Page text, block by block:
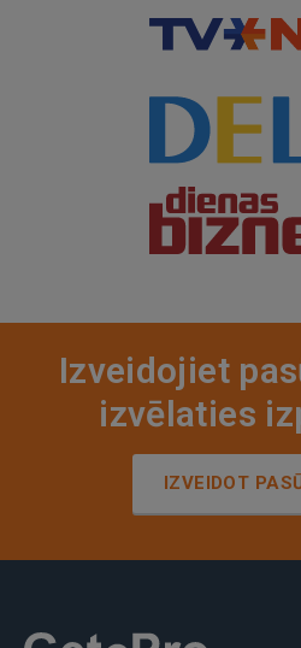
Izveidojiet
izvēlaties
IZVEIDOT